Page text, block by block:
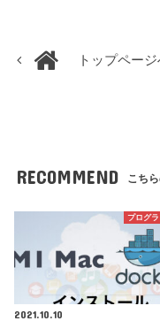
トップペー
RECOMMEND こち
プログ
2021.10.10